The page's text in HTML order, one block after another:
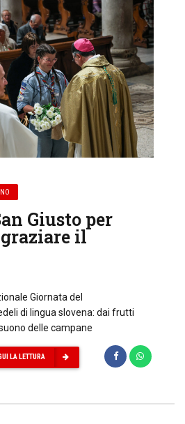
Giusto per
il
Giornata del
di lingua slovena: dai frutti
delle campane
LA LETTURA